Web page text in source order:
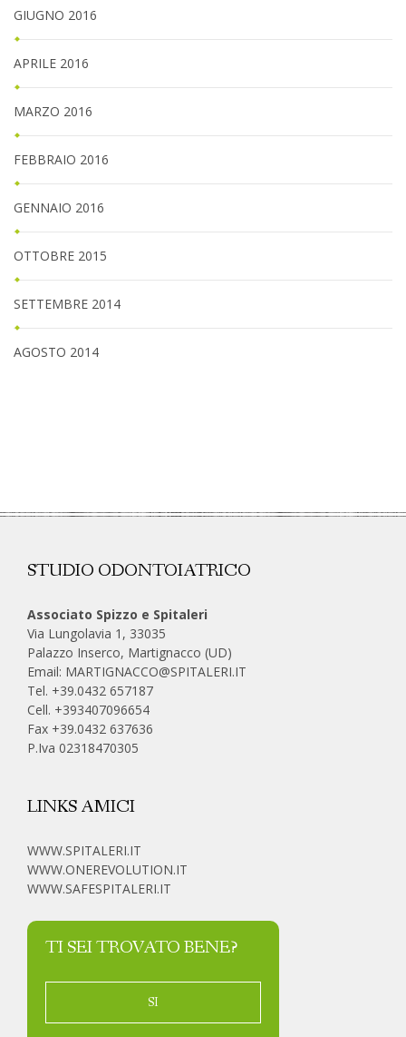
GIUGNO 2016
APRILE 2016
MARZO 2016
FEBBRAIO 2016
GENNAIO 2016
OTTOBRE 2015
SETTEMBRE 2014
AGOSTO 2014
STUDIO ODONTOIATRICO
Associato Spizzo e Spitaleri
Via Lungolavia 1, 33035
Palazzo Inserco, Martignacco (UD)
Email: MARTIGNACCO@SPITALERI.IT
Tel. +39.0432 657187
Cell. +393407096654
Fax +39.0432 637636
P.Iva 02318470305
LINKS AMICI
WWW.SPITALERI.IT
WWW.ONEREVOLUTION.IT
WWW.SAFESPITALERI.IT
TI SEI TROVATO BENE?
SI